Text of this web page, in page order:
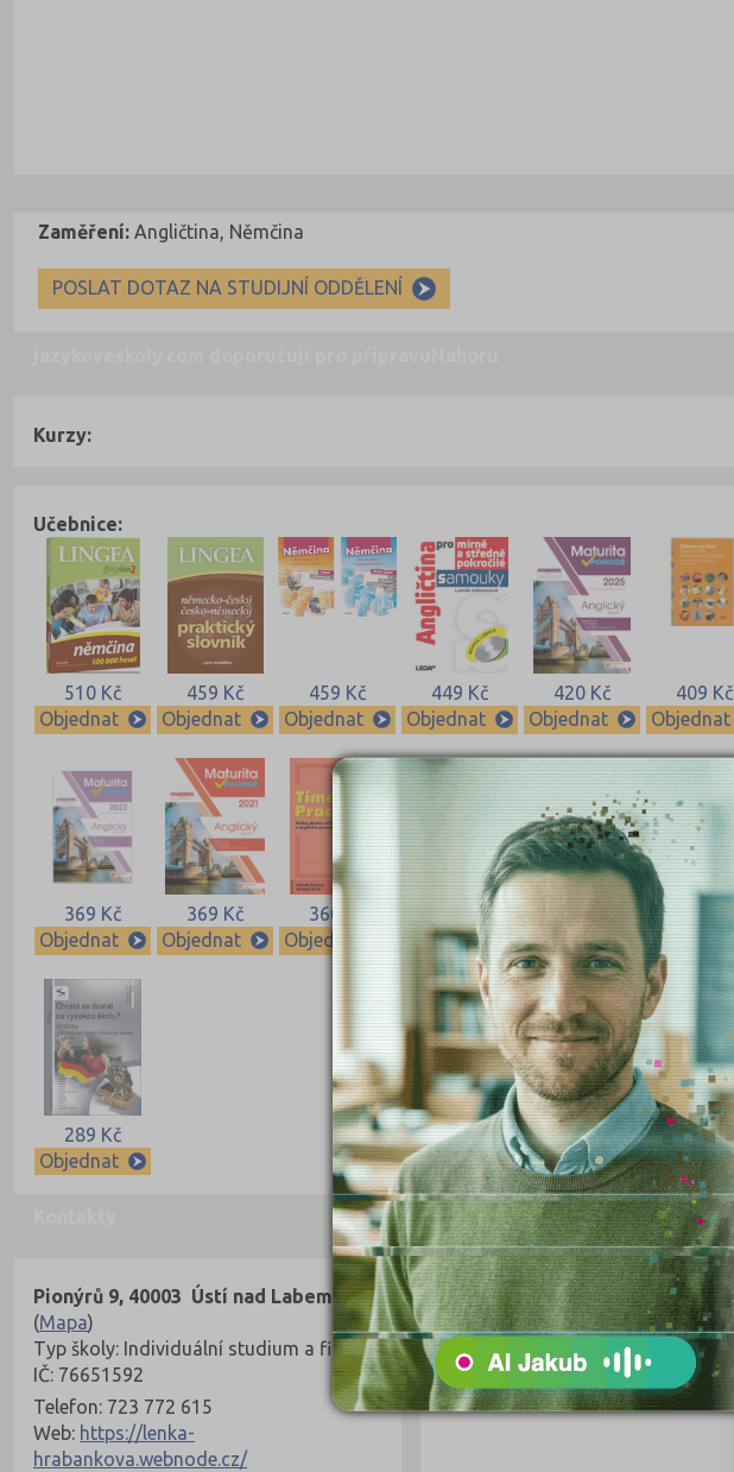
Zaměření: Angličtina, Němčina
POSLAT DOTAZ NA STUDIJNÍ ODDĚLENÍ
Kurzy:
Učebnice:
510 Kč
Objednat
459 Kč
Objednat
459 Kč
Objednat
449 Kč
Objednat
420 Kč
Objednat
409 Kč
Objednat
369 Kč
Objednat
369 Kč
Objednat
360 Kč
Objednat
319 Kč
Objednat
315 Kč
Objednat
289 Kč
Objednat
289 Kč
Objednat
Pionýrů 9, 40003 Ústí nad Labem
(Mapa)
Typ školy: Individuální studium a firmy
IČ: 76651592
Telefon: 723 772 615
Web: https://lenka-
hrabankova.webnode.cz/